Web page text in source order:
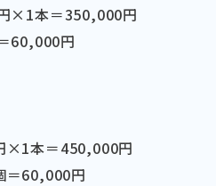
×1本＝350,000円
60,000円
×1本＝450,000円
60,000円